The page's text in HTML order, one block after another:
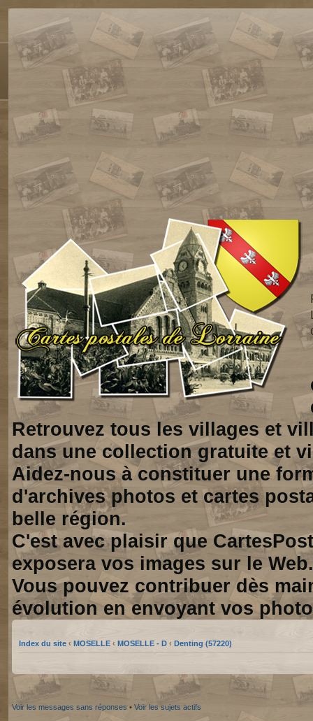
Retrouvez tous les villages et
dans une collection gratuite et
Aidez-nous à constituer une
d'archives photos et cartes
belle région.
C'est avec plaisir que
exposera vos images sur le Web.
Vous pouvez contribuer dès
évolution en envoyant vos
Index du site ‹ MOSELLE ‹ MOSELLE - D ‹ Denting (57220)
Voir les messages sans réponses • Voir les sujets actifs